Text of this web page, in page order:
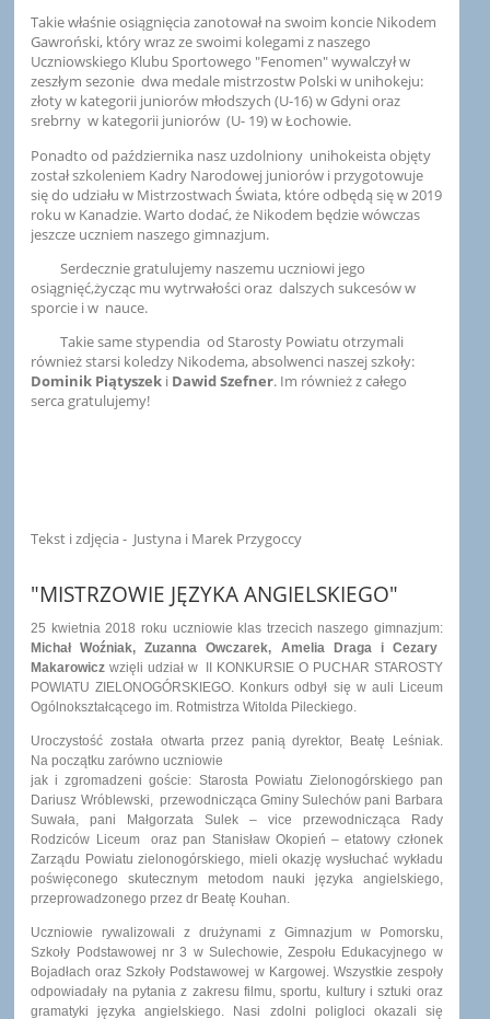
Takie właśnie osiągnięcia zanotował na swoim koncie Nikodem
Gawroński, który wraz ze swoimi kolegami z naszego
Uczniowskiego Klubu Sportowego "Fenomen" wywalczył w
zeszłym sezonie dwa medale mistrzostw Polski w unihokeju:
złoty w kategorii juniorów młodszych (U-16) w Gdyni oraz
srebrny w kategorii juniorów (U- 19) w Łochowie.
Ponadto od października nasz uzdolniony unihokeista objęty
został szkoleniem Kadry Narodowej juniorów i przygotowuje
się do udziału w Mistrzostwach Świata, które odbędą się w 2019
roku w Kanadzie. Warto dodać, że Nikodem będzie wówczas
jeszcze uczniem naszego gimnazjum.
Serdecznie gratulujemy naszemu uczniowi jego
osiągnięć,życząc mu wytrwałości oraz dalszych sukcesów w
sporcie i w nauce.
Takie same stypendia od Starosty Powiatu otrzymali
również starsi koledzy Nikodema, absolwenci naszej szkoły:
Dominik Piątyszek i Dawid Szefner. Im również z całego
serca gratulujemy!
Tekst i zdjęcia - Justyna i Marek Przygoccy
"MISTRZOWIE JĘZYKA ANGIELSKIEGO"
25 kwietnia 2018 roku uczniowie klas trzecich naszego gimnazjum:
Michał Woźniak, Zuzanna Owczarek, Amelia Draga i Cezary
Makarowicz wzięli udział w II KONKURSIE O PUCHAR STAROSTY
POWIATU ZIELONOGÓRSKIEGO. Konkurs odbył się w auli Liceum
Ogólnokształcącego im. Rotmistrza Witolda Pileckiego.
Uroczystość została otwarta przez panią dyrektor, Beatę Leśniak.
Na początku zarówno uczniowie
jak i zgromadzeni goście: Starosta Powiatu Zielonogórskiego pan
Dariusz Wróblewski, przewodnicząca Gminy Sulechów pani Barbara
Suwała, pani Małgorzata Sulek – vice przewodnicząca Rady
Rodziców Liceum oraz pan Stanisław Okopień – etatowy członek
Zarządu Powiatu zielonogórskiego, mieli okazję wysłuchać wykładu
poświęconego skutecznym metodom nauki języka angielskiego,
przeprowadzonego przez dr Beatę Kouhan.
Uczniowie rywalizowali z drużynami z Gimnazjum w Pomorsku,
Szkoły Podstawowej nr 3 w Sulechowie, Zespołu Edukacyjnego w
Bojadłach oraz Szkoły Podstawowej w Kargowej. Wszystkie zespoły
odpowiadały na pytania z zakresu filmu, sportu, kultury i sztuki oraz
gramatyki języka angielskiego. Nasi zdolni poligloci okazali się